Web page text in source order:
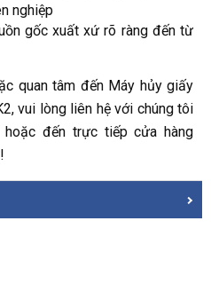
nghiệp
gốc xuất xứ rõ ràng đến từ
quan tâm đến Máy hủy giấy
vui lòng liên hệ với chúng tôi
đến trực tiếp cửa hàng